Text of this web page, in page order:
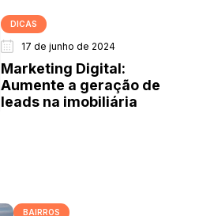
DICAS
17 de junho de 2024
Marketing Digital:
Aumente a geração de
leads na imobiliária
BAIRROS